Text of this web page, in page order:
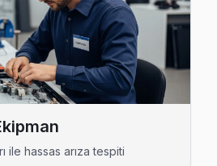
Emirli'de çalışmıyorsa teknik
→
Gazi'de internet bağlantısı
Anakart Tamiri →
ile hassas arıza tespiti